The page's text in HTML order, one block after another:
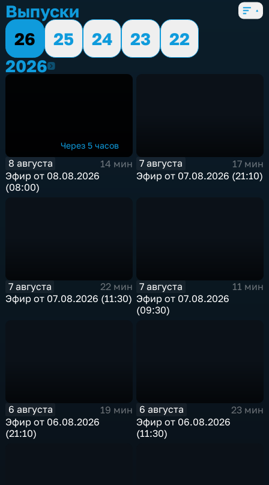
Выпуски
26
25 24 23
22
20262026
Через 5 часов
8 августа
14 мин
Эфир от 08.08.2026
(08:00)
7 августа
17 мин
Эфир от 07.08.2026 (21:10)
7 августа
22 мин
Эфир от 07.08.2026 (11:30)
7 августа
11 мин
Эфир от 07.08.2026
(09:30)
6 августа
19 мин
Эфир от 06.08.2026
(21:10)
6 августа
23 мин
Эфир от 06.08.2026
(11:30)